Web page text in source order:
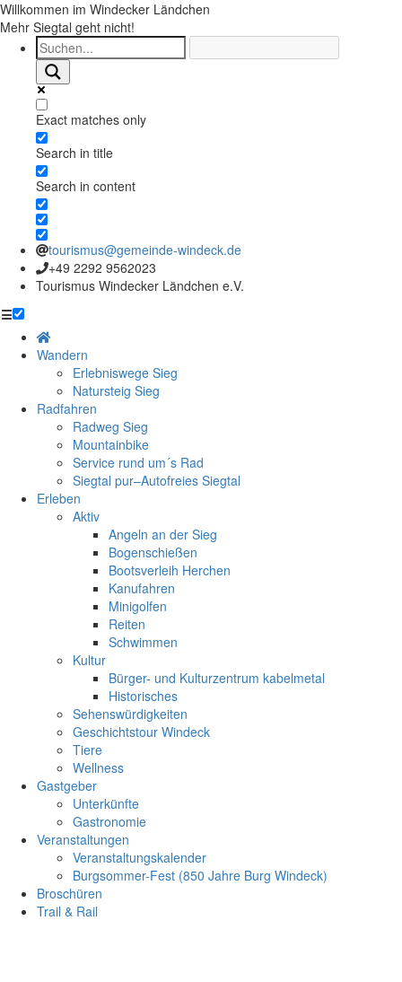
Willkommen im Windecker Ländchen
Mehr Siegtal geht nicht!
Exact matches only
Search in title
Search in content
tourismus@gemeinde-windeck.de
+49 2292 9562023
Tourismus Windecker Ländchen e.V.
☰
Wandern
Erlebniswege Sieg
Natursteig Sieg
Radfahren
Radweg Sieg
Mountainbike
Service rund um´s Rad
Siegtal pur–Autofreies Siegtal
Erleben
Aktiv
Angeln an der Sieg
Bogenschießen
Bootsverleih Herchen
Kanufahren
Minigolfen
Reiten
Schwimmen
Kultur
Bürger- und Kulturzentrum kabelmetal
Historisches
Sehenswürdigkeiten
Geschichtstour Windeck
Tiere
Wellness
Gastgeber
Unterkünfte
Gastronomie
Veranstaltungen
Veranstaltungskalender
Burgsommer-Fest (850 Jahre Burg Windeck)
Broschüren
Trail & Rail